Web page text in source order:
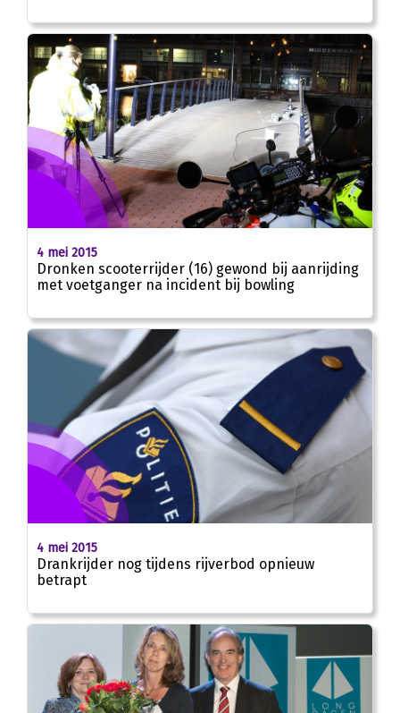
4 mei 2015
Dronken scooterrijder (16) gewond bij aanrijding
met voetganger na incident bij bowling
4 mei 2015
Drankrijder nog tijdens rijverbod opnieuw
betrapt